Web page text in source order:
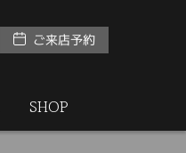
ご来店予約
SHOP